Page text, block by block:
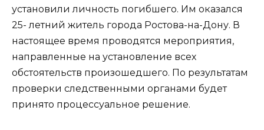
установили личность погибшего. Им оказался
25- летний житель города Ростова-на-Дону. В
настоящее время проводятся мероприятия,
направленные на установление всех
обстоятельств произошедшего. По результатам
проверки следственными органами будет
принято процессуальное решение.